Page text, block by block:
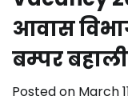
आवास
बम्पर
Posted on March